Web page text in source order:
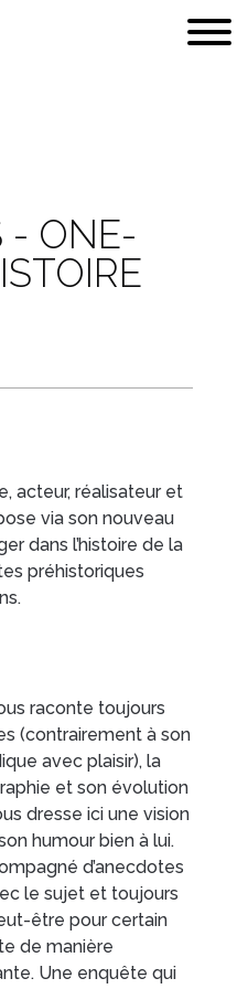
ARCHIVES
CONTACTS/ACCÈS
- ONE-
acteur, réalisateur et
via son nouveau
dans l’histoire de la
préhistoriques
raconte toujours
(contrairement à son
avec plaisir), la
et son évolution
dresse ici une vision
humour bien à lui.
d’anecdotes
le sujet et toujours
être pour certain
de manière
Une enquête qui